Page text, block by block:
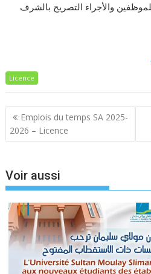
والأجراء التصريح بالشرف
Licence
Navigation
de
l’article
Emplois du temps SA 2025-
2026 – Licence
Voir aussi